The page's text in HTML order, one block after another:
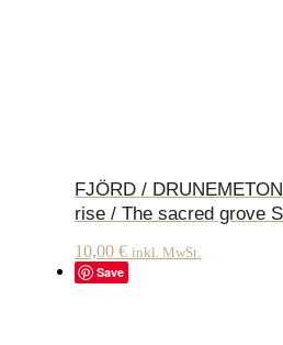
FJÖRD /
rise / The sacred grove
10,00 € inkl. MwSt.
Save